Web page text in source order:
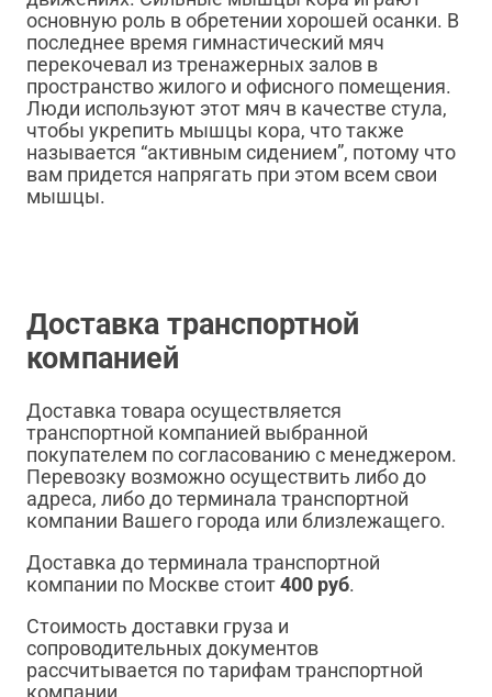
основную роль в обретении хорошей осанки. В
последнее время гимнастический мяч
перекочевал из тренажерных залов в
пространство жилого и офисного помещения.
Люди используют этот мяч в качестве стула,
чтобы укрепить мышцы кора, что также
называется “активным сидением”, потому что
вам придется напрягать при этом всем свои
мышцы.
Доставка транспортной
компанией
Доставка товара осуществляется
транспортной компанией выбранной
покупателем по согласованию с менеджером.
Перевозку возможно осуществить либо до
адреса, либо до терминала транспортной
компании Вашего города или близлежащего.
Доставка до терминала транспортной
компании по Москве стоит400 руб.
Стоимость доставки груза и
сопроводительных документов
рассчитывается по тарифам транспортной
компании.